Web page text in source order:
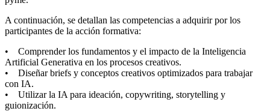
A continuación, se detallan las competencias a adquirir por los
participantes de la acción formativa:
• Comprender los fundamentos y el impacto de la Inteligencia
Artificial Generativa en los procesos creativos.
• Diseñar briefs y conceptos creativos optimizados para trabajar
con IA.
• Utilizar la IA para ideación, copywriting, storytelling y
guionización.